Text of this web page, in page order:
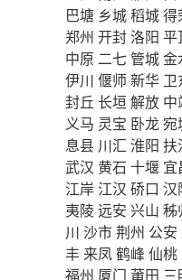
巴塘 乡城稻城得
郑州 开封洛阳 平
中原 二七 管城金
伊川 偃师新华 卫
封丘 长垣解放 中
义马 灵宝 卧龙宛
息县 川汇 淮阳 扶
武汉 黄石 十堰 宜
江岸 江汉 硚口 汉
夷陵远安 兴山 秭
川 沙市荆州 公安
丰 来凤鹤峰 仙桃
福州 厦门 莆田 三